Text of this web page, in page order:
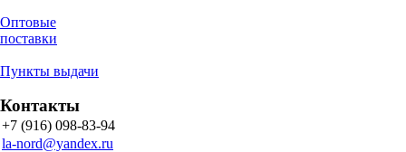
Оптовые
поставки
Пункты выдачи
Контакты
+7 (916) 098-83-94
la-nord@yandex.ru